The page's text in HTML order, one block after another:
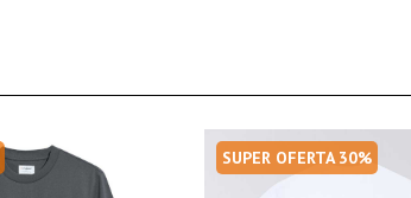
SUPER OFERTA 30%